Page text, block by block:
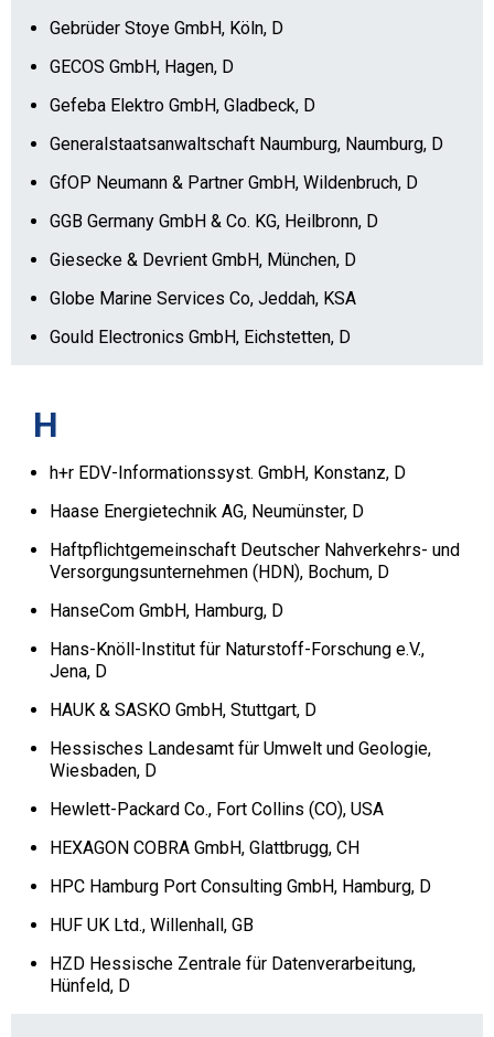
Gebrüder Stoye GmbH, Köln, D
GECOS GmbH, Hagen, D
Gefeba Elektro GmbH, Gladbeck, D
Generalstaatsanwaltschaft Naumburg, Naumburg, D
GfOP Neumann & Partner GmbH, Wildenbruch, D
GGB Germany GmbH & Co. KG, Heilbronn, D
Giesecke & Devrient GmbH, München, D
Globe Marine Services Co, Jeddah, KSA
Gould Electronics GmbH, Eichstetten, D
H
h+r EDV-Informationssyst. GmbH, Konstanz, D
Haase Energietechnik AG, Neumünster, D
Haftpflichtgemeinschaft Deutscher Nahverkehrs- und
Versorgungsunternehmen (HDN), Bochum, D
HanseCom GmbH, Hamburg, D
Hans-Knöll-Institut für Naturstoff-Forschung e.V.,
Jena, D
HAUK & SASKO GmbH, Stuttgart, D
Hessisches Landesamt für Umwelt und Geologie,
Wiesbaden, D
Hewlett-Packard Co., Fort Collins (CO), USA
HEXAGON COBRA GmbH, Glattbrugg, CH
HPC Hamburg Port Consulting GmbH, Hamburg, D
HUF UK Ltd., Willenhall, GB
HZD Hessische Zentrale für Datenverarbeitung,
Hünfeld, D